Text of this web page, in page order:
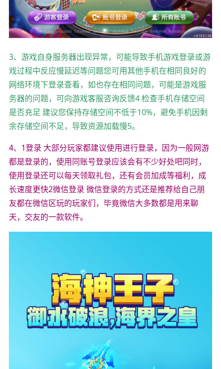
3、游戏自身服务器出现异常，可能导致手机游戏登录或游
戏过程中反应慢延迟等问题您可用其他手机在相同良好的
网络环境下登录查看，如也存在相同问题，可能是游戏服
务器的问题，可向游戏客服咨询反馈4 检查手机存储空间
是否充足 建议您保持存储空间不低于10%，避免手机因剩
余存储空间不足，导致资源加载慢5。
4、1登录 大部分玩家都建议使用进行登录，因为一般网游
都是登录的，使用同账号登录应该会有不少好处吧同时，
使用登录还可以每天领取礼包，还有会员加成等福利，成
长速度更快2微信登录 微信登录的方式还是推荐给自己朋
友都在微信区玩的玩家们，毕竟微信大多数都是用来聊
天，交友的一款软件。